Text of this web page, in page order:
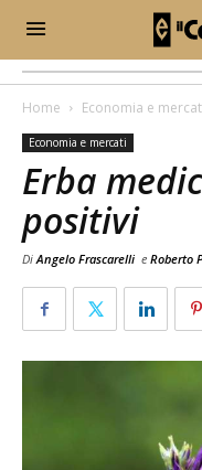
Home Economia e
Economia e mercati
Erba
positivi
DiAngelo Frascarelli e Roberto